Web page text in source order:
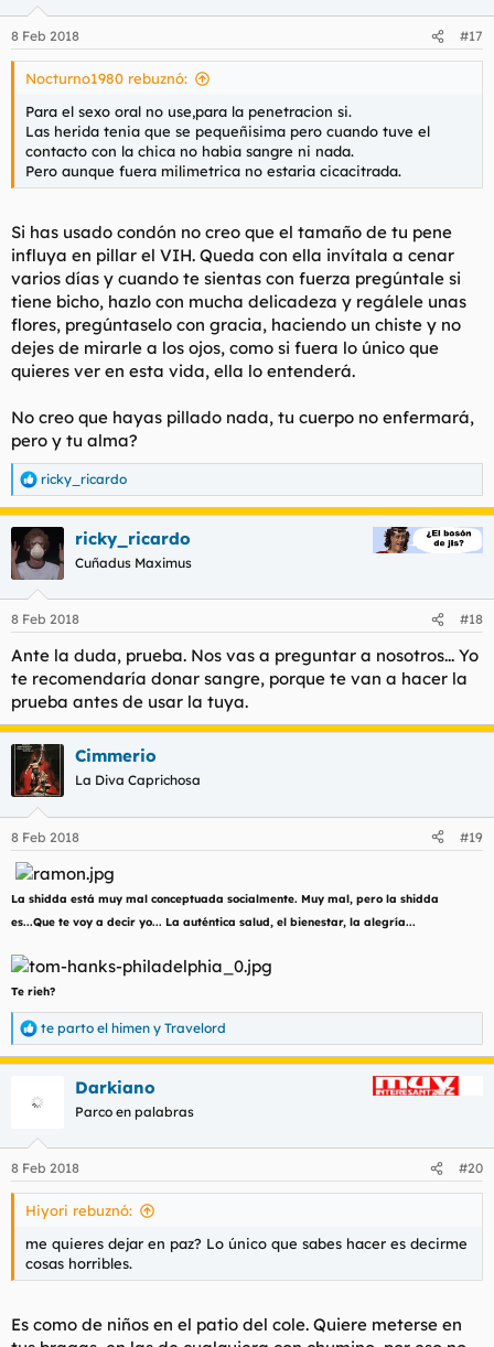
e
s
8 Feb 2018 #17
Nocturno1980 rebuznó:
Para el sexo oral no use,para la penetracion si.
Las herida tenia que se pequeñisima pero cuando tuve el
contacto con la chica no habia sangre ni nada.
Pero aunque fuera milimetrica no estaria cicacitrada.
Si has usado condón no creo que el tamaño de tu pene
influya en pillar el VIH. Queda con ella invítala a cenar
varios días y cuando te sientas con fuerza pregúntale si
tiene bicho, hazlo con mucha delicadeza y regálele unas
flores, pregúntaselo con gracia, haciendo un chiste y no
dejes de mirarle a los ojos, como si fuera lo único que
quieres ver en esta vida, ella lo entenderá.
No creo que hayas pillado nada, tu cuerpo no enfermará,
pero y tu alma?
R
e
a
c
i
e
:
ricky_ricardo
ricky_ricardo
Cuñadus Maximus
8 Feb 2018 #18
Ante la duda, prueba. Nos vas a preguntar a nosotros... Yo
te recomendaría donar sangre, porque te van a hacer la
prueba antes de usar la tuya.
Cimmerio
La Diva Caprichosa
8 Feb 2018 #19
La shidda está muy mal conceptuada socialmente. Muy mal, pero la shidda
es...Que te voy a decir yo... La auténtica salud, el bienestar, la alegría...
Te rieh?
R
e
a
e
s
te parto el himen y Travelord
Darkiano
Parco en palabras
8 Feb 2018 #20
Hiyori rebuznó:
me quieres dejar en paz? Lo único que sabes hacer es decirme
cosas horribles.
Es como de niños en el patio del cole. Quiere meterse en